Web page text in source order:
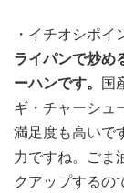
・イチオシポイ
ライパンで炒め
ーハンです。 国
ギ・チャーシュ
満足度も高いで
力ですね。ごま
クアップするの